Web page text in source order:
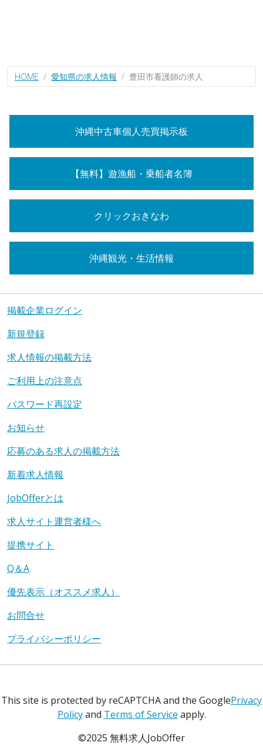
HOME 愛知県の求人情報 豊田市看護師の求人
沖縄中古車個人売買掲示板
【無料】遊漁船・乗船者名簿
クリックおきなわ
沖縄観光・生活情報
掲載企業ログイン
新規登録
求人情報の掲載方法
ご利用上の注意点
パスワード再設定
お知らせ
応募のある求人の掲載方法
新着求人情報
JobOfferとは
求人サイト運営者様へ
提携サイト
Q＆A
優先表示（オススメ求人）
お問合せ
プライバシーポリシー
This site is protected by reCAPTCHA and the GooglePrivacy
Policyand Terms of Service apply.
©2025 無料求人JobOffer